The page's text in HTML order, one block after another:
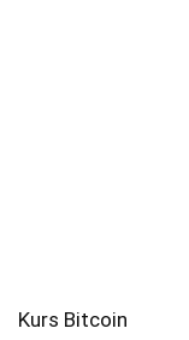
Kurs Bitcoin